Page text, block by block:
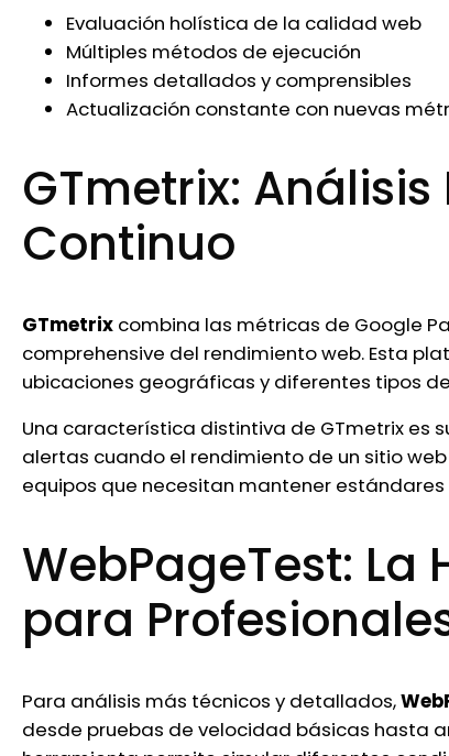
Evaluación holística de la calidad web
Múltiples métodos de ejecución
Informes detallados y comprensibles
Actualización constante con nuevas
GTmetrix:
Continuo
GTmetrix combina las métricas de Google
comprehensive del rendimiento web. Esta
ubicaciones geográficas y diferentes tipos
Una característica distintiva de GTmetrix es
alertas cuando el rendimiento de un sitio
equipos que necesitan mantener
WebPageTest:
para
Para análisis más técnicos y detallados,
desde pruebas de velocidad básicas hasta